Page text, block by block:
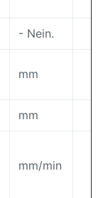
- Nein.
mm
mm
mm/min